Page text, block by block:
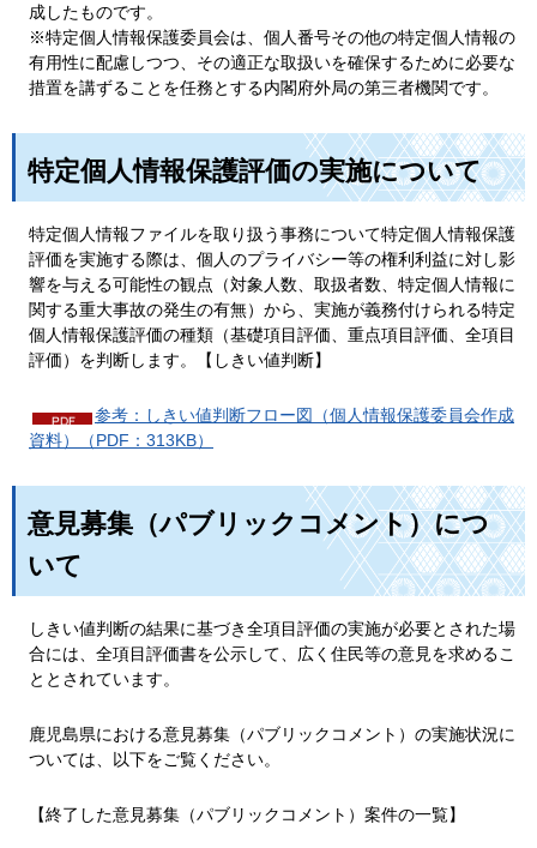
成したものです。
※特定個人情報保護委員会は、個人番号その他の特定個人情報の
有用性に配慮しつつ、その適正な取扱いを確保するために必要な
措置を講ずることを任務とする内閣府外局の第三者機関です。
特定個人情報保護評価の実施について
特定個人情報ファイルを取り扱う事務について特定個人情報保護
評価を実施する際は、個人のプライバシー等の権利利益に対し影
響を与える可能性の観点（対象人数、取扱者数、特定個人情報に
関する重大事故の発生の有無）から、実施が義務付けられる特定
個人情報保護評価の種類（基礎項目評価、重点項目評価、全項目
評価）を判断します。【しきい値判断】
参考：しきい値判断フロー図（個人情報保護委員会作成
資料）（PDF：313KB）
意見募集（パブリックコメント）につ
いて
しきい値判断の結果に基づき全項目評価の実施が必要とされた場
合には、全項目評価書を公示して、広く住民等の意見を求めるこ
ととされています。
鹿児島県における意見募集（パブリックコメント）の実施状況に
ついては、以下をご覧ください。
【終了した意見募集（パブリックコメント）案件の一覧】